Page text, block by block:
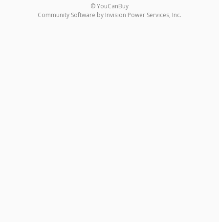
© YouCanBuy
Community Software by Invision Power Services, Inc.